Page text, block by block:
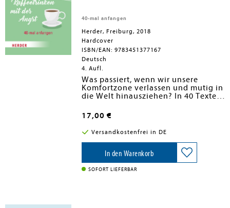
40-mal anfangen
Herder, Freiburg, 2018
Hardcover
ISBN/EAN: 9783451377167
Deutsch
4. Aufl.
Was passiert, wenn wir unsere
Komfortzone verlassen und mutig in
die Welt hinausziehen? In 40 Texten
Aufbrüchen und Neuanfängen
nimmt Susanne Niemeyer ihre Leser
mit auf diese Reise. Sie sucht als
Begleiter Menschen, die "Trotzdem!"
sagen und neugierig auf die
Überraschungen des Alltags sind.
Ihre Geschichten laden dazu ein,
Neues zu wagen, die eigene
17,00 €
Versandkostenfrei in DE
In den Warenkorb
SOFORT LIEFERBAR